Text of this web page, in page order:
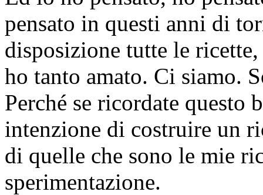
pensato in questi anni di
disposizione tutte le
ho tanto amato. Ci siamo.
Perché se ricordate questo
intenzione di costruire un
di quelle che sono le mie
sperimentazione.